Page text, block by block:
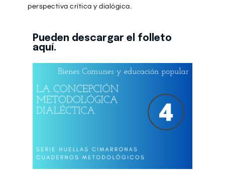
perspectiva crítica y dialógica.
Pueden descargar el folleto
aquí.